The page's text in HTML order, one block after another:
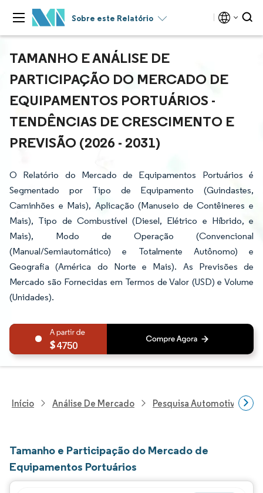
Sobre este Relatório
TAMANHO E ANÁLISE DE
PARTICIPAÇÃO DO MERCADO DE
EQUIPAMENTOS PORTUÁRIOS -
TENDÊNCIAS DE CRESCIMENTO E
PREVISÃO (2026 - 2031)
O Relatório do Mercado de Equipamentos Portuários é
Segmentado por Tipo de Equipamento (Guindastes,
Caminhões e Mais), Aplicação (Manuseio de Contêineres e
Mais), Tipo de Combustível (Diesel, Elétrico e Híbrido, e
Mais), Modo de Operação (Convencional
(Manual/Semiautomático) e Totalmente Autônomo) e
Geografia (América do Norte e Mais). As Previsões de
Mercado são Fornecidas em Termos de Valor (USD) e Volume
(Unidades).
4750
Início Análise De Mercado Pesquisa Automotiva
Tamanho e Participação do Mercado de
Equipamentos Portuários